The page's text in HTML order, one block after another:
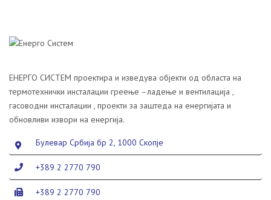
ЕНЕРГО СИСТЕМ проектира и изведува објекти од областа на
термотехнички инсталации греење –ладење и вентилација ,
гасоводни инсталации , проекти за заштеда на енергијата и
обновливи извори на енергија.
Булевар Србија бр 2, 1000 Скопје
+389 2 2770 790
+389 2 2770 790